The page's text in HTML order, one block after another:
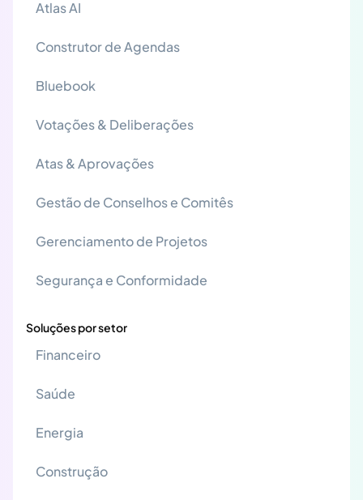
Atlas AI
Construtor de Agendas
Bluebook
Votações & Deliberações
Atas & Aprovações
Gestão de Conselhos e Comitês
Gerenciamento de Projetos
Segurança e Conformidade
Soluções por setor
Financeiro
Saúde
Energia
Construção